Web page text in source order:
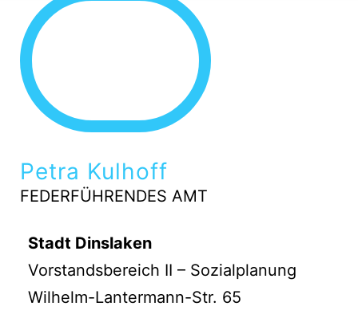
Petra Kulhoff
FEDERFÜHRENDES AMT
Stadt Dinslaken
Vorstandsbereich II – Sozialplanung
Wilhelm-Lantermann-Str. 65